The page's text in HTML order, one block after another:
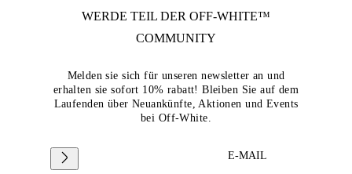
WERDE TEIL DER OFF-WHITE™
COMMUNITY
Melden sie sich für unseren newsletter an und
erhalten sie sofort 10% rabatt! Bleiben Sie auf dem
Laufenden über Neuankünfte, Aktionen und Events
bei Off-White.
E-MAIL